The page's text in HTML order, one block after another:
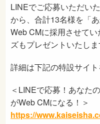
LINEでご応募いただい
から、合計13名様を「
Web CMに採用させて
ズもプレゼントいたしま
詳細は下記の特設サイト
＜LINEで応募！あなた
がWeb CMになる！＞
https://